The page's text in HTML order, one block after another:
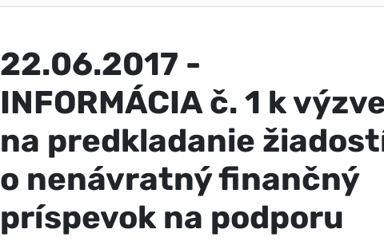
22.06.2017 -
INFORMÁCIA č. 1 k
na predkladanie
o nenávratný finančný
príspevok na podporu